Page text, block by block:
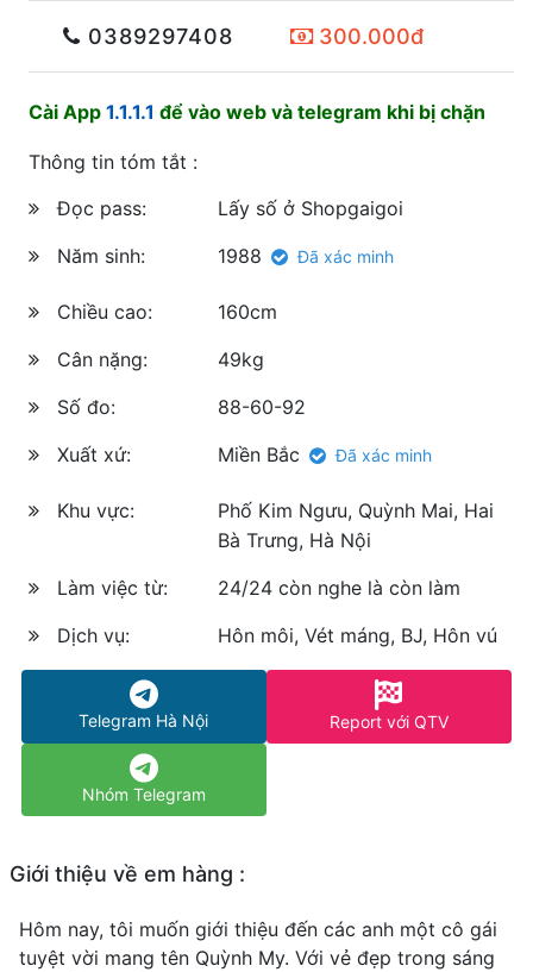
0389297408 300.000đ
Cài App 1.1.1.1 để vào web và telegram khi bị chặn
Thông tin tóm tắt :
Đọc pass:
Lấy số ở Shopgaigoi
Năm sinh:
1988 Đã xác minh
Chiều cao:
160cm
Cân nặng:
49kg
Số đo:
88-60-92
Xuất xứ:
Miền Bắc Đã xác minh
Khu vực:
Phố Kim Ngưu, Quỳnh Mai, Hai
Bà Trưng, Hà Nội
Làm việc từ:
24/24 còn nghe là còn làm
Dịch vụ:
Hôn môi, Vét máng, BJ, Hôn vú
Telegram Hà Nội Report với QTV
Nhóm Telegram
Giới thiệu về em hàng :
Hôm nay, tôi muốn giới thiệu đến các anh một cô gái
tuyệt vời mang tên Quỳnh My. Với vẻ đẹp trong sáng